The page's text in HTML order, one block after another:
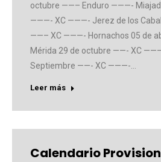
octubre ——– Enduro ———-
———- XC ———- Jerez de los
——– XC ———- Hornachos 05 de
Mérida 29 de octubre ——- XC
Septiembre ——- XC ———-…
Leer más
Calendario